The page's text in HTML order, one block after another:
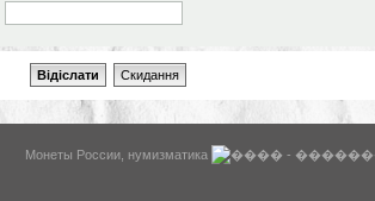
Монеты России, нумизматика